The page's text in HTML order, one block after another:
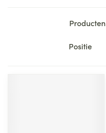
Producten
Sorteer op: